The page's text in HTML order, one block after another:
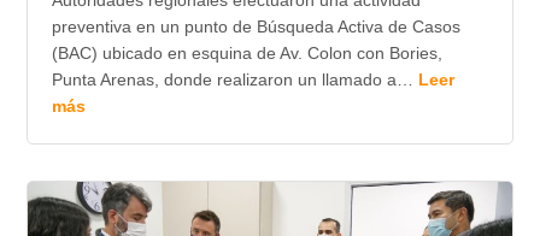
preventiva en un punto de Búsqueda Activa de Casos
(BAC) ubicado en esquina de Av. Colon con Bories,
Punta Arenas, donde realizaron un llamado a… Leer
más